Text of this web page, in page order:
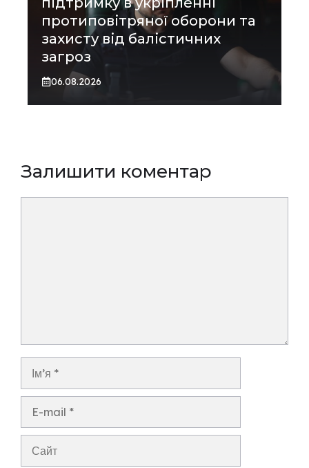
протиповітряної оборони та
захисту від балістичних
загроз
06.08.2026
Залишити коментар